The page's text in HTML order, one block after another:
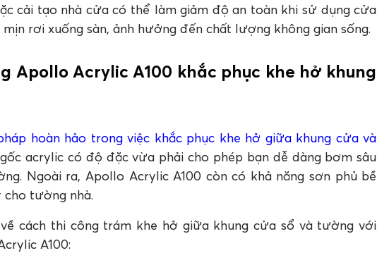
cải tạo nhà cửa có thể làm giảm độ an toàn khi sử dụng cửa
rơi xuống sàn, ảnh hưởng đến chất lượng không gian sống.
Apollo Acrylic A100 khắc phục khe hở khung
hoàn hảo trong việc khắc phục khe hở giữa khung cửa và
acrylic có độ đặc vừa phải cho phép bạn dễ dàng bơm sâu
Ngoài ra, Apollo Acrylic A100 còn có khả năng sơn phủ bề
tường nhà.
cách thi công trám khe hở giữa khung cửa sổ và tường với
A100: